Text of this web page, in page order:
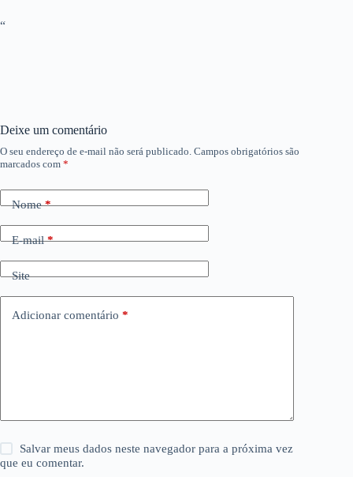
“
Deixe um comentário
O seu endereço de e-mail não será publicado. Campos obrigatórios são
marcados com *
Nome*
E-mail*
Site
Adicionar comentário *
Salvar meus dados neste navegador para a próxima vez
que eu comentar.